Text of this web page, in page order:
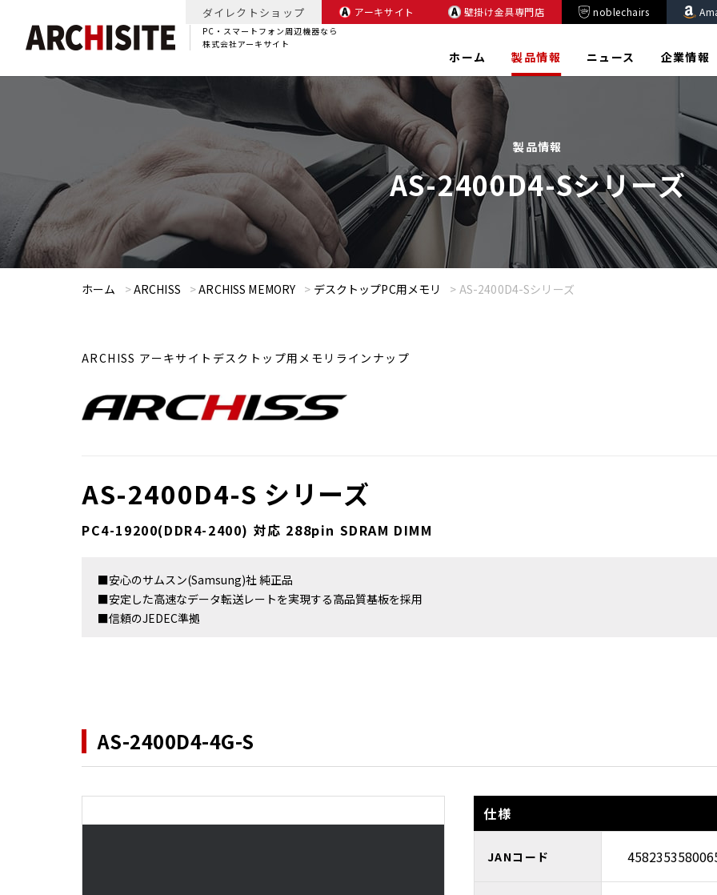
PC・スマートフォン周辺機器なら
株式会社アーキサイト
ダイレクトショップ アーキサイト 壁掛け金具専門店 noblechairs
ホーム 製品情報 ニュース 企業情報
製品情報
AS-2400D4-Sシリーズ
ホーム >ARCHISS >ARCHISS MEMORY > デスクトップPC用メモリ > AS-2400D4-Sシリーズ
ARCHISS アーキサイトデスクトップ用メモリラインナップ
AS-2400D4-S シリーズ
PC4-19200(DDR4-2400) 対応 288pin SDRAM DIMM
■安心のサムスン(Samsung)社 純正品
■安定した高速なデータ転送レートを実現する高品質基板を採用
■信頼のJEDEC準拠
AS-2400D4-4G-S
仕様
JANコード